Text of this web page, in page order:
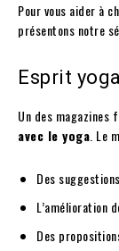
Pour vous aider à
présentons notre
Esprit yoga
Un des magazines
avec le yoga . Le
Des
L’amélioration
Des